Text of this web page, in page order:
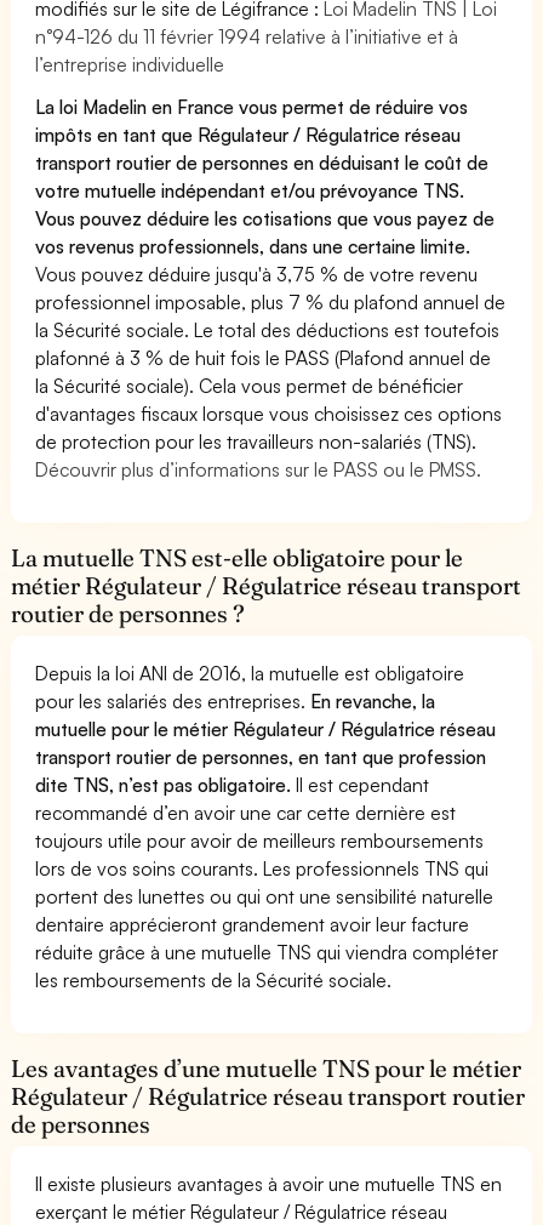
modifiés sur le site de Légifrance :Loi Madelin TNS | Loi
n°94-126 du 11 février 1994 relative à l’initiative et à
l’entreprise individuelle
La loi Madelin en France vous permet de réduire vos
impôts en tant que Régulateur / Régulatrice réseau
transport routier de personnes en déduisant le coût de
votre mutuelle indépendant et/ou prévoyance TNS.
Vous pouvez déduire les cotisations que vous payez de
vos revenus professionnels, dans une certaine limite.
Vous pouvez déduire jusqu'à 3,75 % de votre revenu
professionnel imposable, plus 7 % du plafond annuel de
la Sécurité sociale. Le total des déductions est toutefois
plafonné à 3 % de huit fois le PASS (Plafond annuel de
la Sécurité sociale). Cela vous permet de bénéficier
d'avantages fiscaux lorsque vous choisissez ces options
de protection pour les travailleurs non-salariés (TNS).
Découvrir plus d’informations sur le PASS ou le PMSS.
La mutuelle TNS est-elle obligatoire pour le
métier Régulateur / Régulatrice réseau transport
routier de personnes ?
Depuis la loi ANI de 2016, la mutuelle est obligatoire
pour les salariés des entreprises. En revanche, la
mutuelle pour le métier Régulateur / Régulatrice réseau
transport routier de personnes, en tant que profession
dite TNS, n’est pas obligatoire.Il est cependant
recommandé d’en avoir une car cette dernière est
toujours utile pour avoir de meilleurs remboursements
lors de vos soins courants. Les professionnels TNS qui
portent des lunettes ou qui ont une sensibilité naturelle
dentaire apprécieront grandement avoir leur facture
réduite grâce à une mutuelle TNS qui viendra compléter
les remboursements de la Sécurité sociale.
Les avantages d’une mutuelle TNS pour le métier
Régulateur / Régulatrice réseau transport routier
de personnes
Il existe plusieurs avantages à avoir une mutuelle TNS en
exerçant le métier Régulateur / Régulatrice réseau